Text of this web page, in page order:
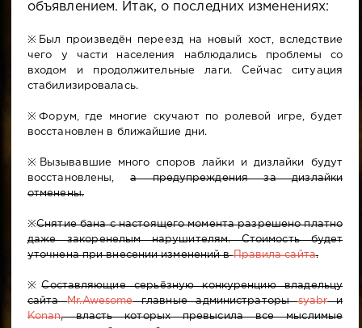
объявлением. Итак, о последних изменениях:
※Был произведён переезд на новый хост, вследствие
чего у части населения наблюдались проблемы со
входом и продолжительные лаги. Сейчас ситуация
стабилизировалась.
※Форум, где многие скучают по ролевой игре, будет
восстановлен в ближайшие дни.
※Вызывавшие много споров лайки и дизлайки будут
восстановлены, а предупреждения за дизлайки
отменены.
※Снятие бана с настоящего момента разрешено платно
даже закоренелым нарушителям. Стоимость будет
уточнена при внесении изменений вПравила сайта.
※Составляющие серьёзную конкуренцию владельцу
сайтаMr.Awesomeглавные администраторыsyabrи
Konan, власть которых превысила все мыслимые